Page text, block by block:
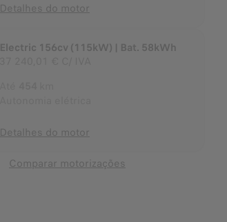
Detalhes do motor
Electric 156cv (115kW) | Bat. 58kWh
Detalhes do motor
Comparar motorizações